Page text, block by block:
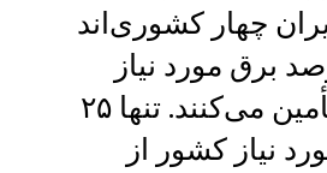
چهار کشوری‌اند
۷۵ درصد برق مورد نیاز
افغانستان را تأمین می‌کنند. تنها ۲۵
نیاز کشور از